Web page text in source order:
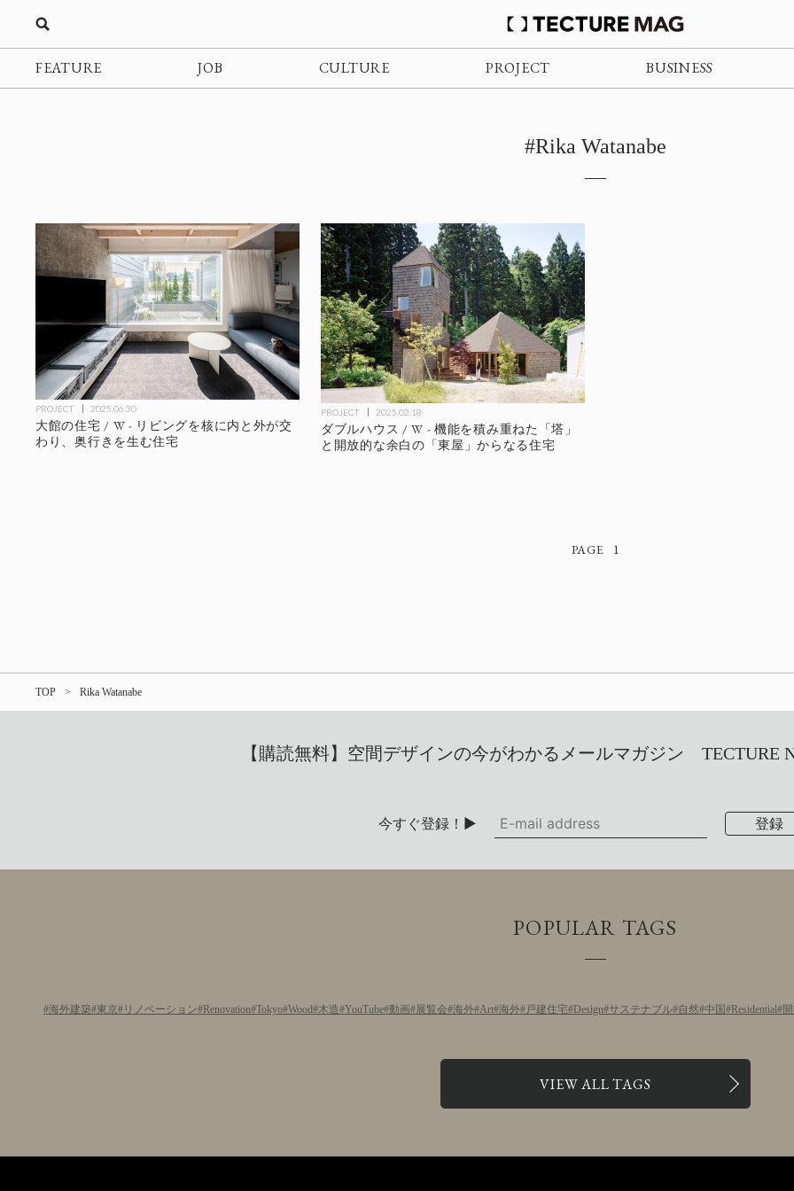
FEATURE JOB CULTURE PROJECT BUSINESS
#Rika Watanabe
PROJECT 2025.06.30
大館の住宅 / W - リビングを核に内と外が交
わり、奥行きを生む住宅
PROJECT 2025.02.18
ダブルハウス / W - 機能を積み重ねた「塔」
と開放的な余白の「東屋」からなる住宅
1
TOP Rika Watanabe
【購読無料】空間デザインの今がわかるメールマガジン TECTURE
今すぐ登録！▶
POPULAR TAGS
海外建築 東京 リノベーション Renovation Tokyo Wood 木造 YouTube 動画 展覧会 海外 Art 海外 戸建住宅 Design サステナブル 自然 中国 Residential
VIEW ALL TAGS